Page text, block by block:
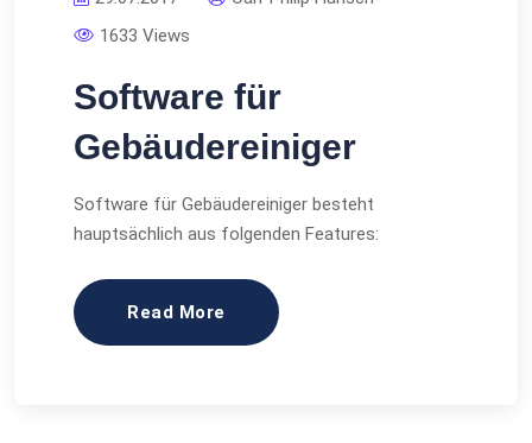
1633 Views
Software für
Gebäudereiniger
Software für Gebäudereiniger besteht
hauptsächlich aus folgenden Features:
Read More